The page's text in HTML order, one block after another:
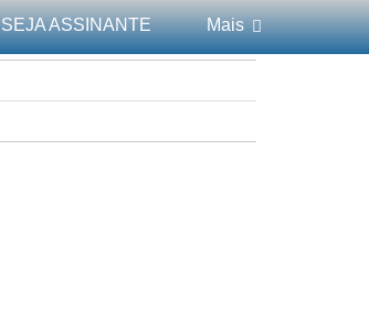
SEJA ASSINANTE Mais